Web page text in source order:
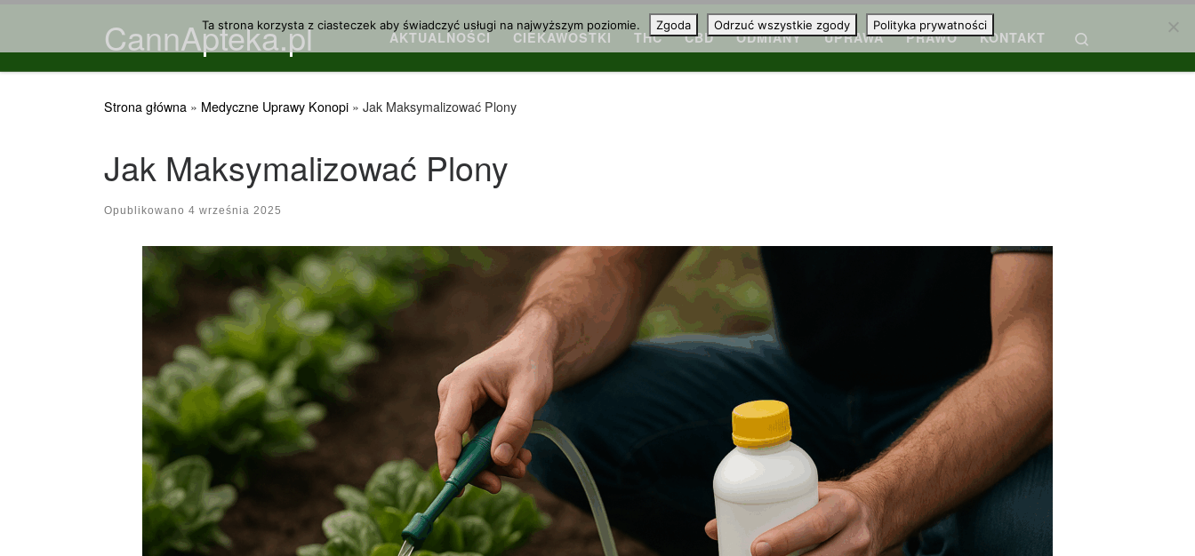
Przejdź do treściCannApteka.pl AKTUALNOŚCI CIEKAWOSTKI THC CBD ODMIANY UPRAWA PRAWO KONTAKT
Strona główna » Medyczne Uprawy Konopi » Jak Maksymalizować Plony
Jak Maksymalizować Plony
Opublikowano 4 września 2025
Ta strona korzysta z ciasteczek aby świadczyć usługi na najwyższym poziomie. Zgoda Odrzuć wszystkie zgody Polityka prywatności